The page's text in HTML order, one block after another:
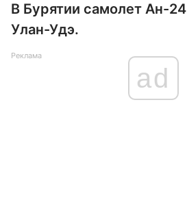
В Бурятии самолет Ан-
Улан-Удэ.
Реклама
ad